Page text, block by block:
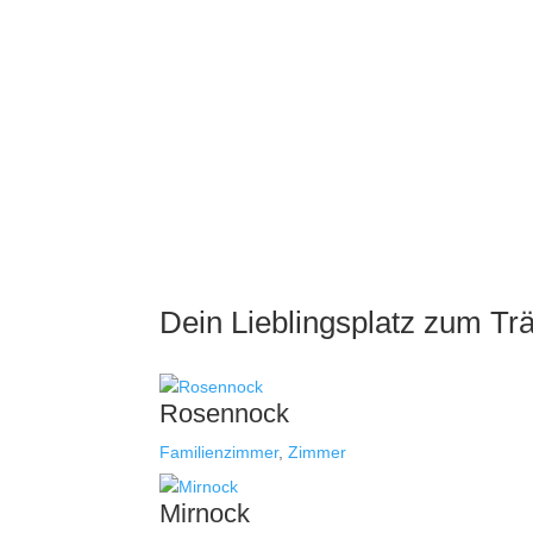
Dein Lieblingsplatz zum
Rosennock
Familienzimmer,Zimmer
Mirnock